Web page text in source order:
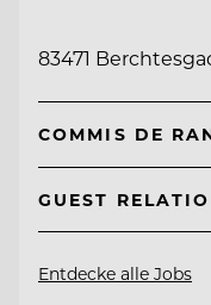
83471
COMMIS DE
GUEST
Entdecke alle Jobs